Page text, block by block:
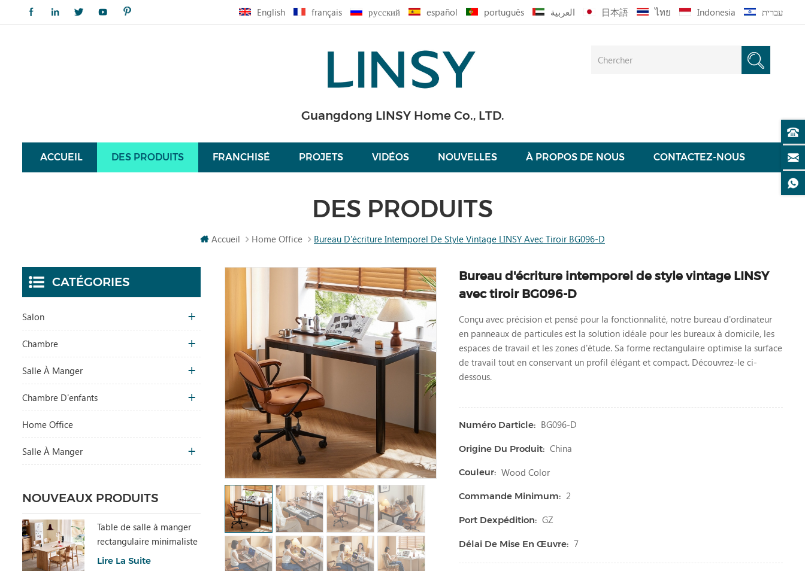
English français русский español português العربية 日本語 ไทย Indonesia עברית
Guangdong LINSY Home Co., LTD.
ACCUEIL DES PRODUITS FRANCHISÉ PROJETS VIDÉOS NOUVELLES À PROPOS DE NOUS CONTACTEZ-NOUS
DES PRODUITS
Accueil Home Office Bureau D'écriture Intemporel De Style Vintage LINSY Avec Tiroir BG096-D
Bureau d'écriture intemporel de style vintage LINSY
avec tiroir BG096-D
Conçu avec précision et pensé pour la fonctionnalité, notre bureau d'ordinateur
en panneaux de particules est la solution idéale pour les bureaux à domicile, les
espaces de travail et les zones d'étude. Sa forme rectangulaire optimise la surface
de travail tout en conservant un profil élégant et compact. Découvrez-le ci-
dessous.
Numéro Darticle: BG096-D
Origine Du Produit: China
Couleur: Wood Color
Commande Minimum: 2
Port Dexpédition: GZ
Délai De Mise En Œuvre: 7
CATÉGORIES
Salon
Chambre
Salle À Manger
Chambre D'enfants
Home Office
Salle À Manger
NOUVEAUX PRODUITS
Table de salle à manger
rectangulaire minimaliste
avec pierre frittée
Lire La Suite